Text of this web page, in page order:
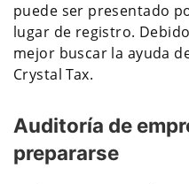
puede ser presentado
lugar de registro.
mejor buscar la ayuda
Crystal Tax.
Auditoría de
prepararse